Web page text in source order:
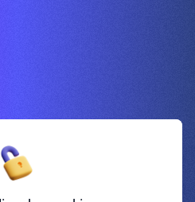
à la newsletter